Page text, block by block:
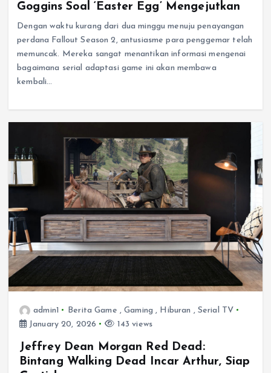
Goggins Soal ‘Easter Egg’ Mengejutkan
Dengan waktu kurang dari dua minggu menuju penayangan
perdana Fallout Season 2, antusiasme para penggemar telah
memuncak. Mereka sangat menantikan informasi mengenai
bagaimana serial adaptasi game ini akan membawa
kembali…
admin1 Berita Game ,Gaming , Hiburan , Serial TV
January 20, 2026
143 views
Jeffrey Dean Morgan Red Dead:
Bintang Walking Dead Incar Arthur, Siap